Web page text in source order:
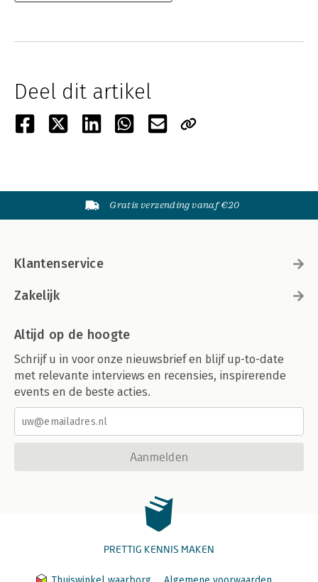
Deel dit artikel
Gratis verzending vanaf €20
Klantenservice
Zakelijk
Altijd op de hoogte
Schrijf u in voor onze nieuwsbrief en blijf up-to-date
met relevante interviews en recensies, inspirerende
events en de beste acties.
Aanmelden
PRETTIG KENNIS MAKEN